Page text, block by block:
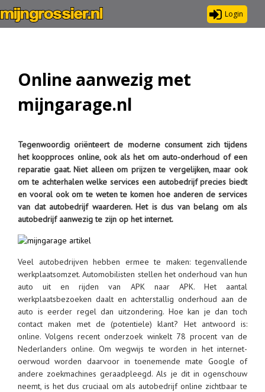
Login
Online aanwezig met
mijngarage.nl
Tegenwoordig oriënteert de moderne consument zich tijdens
het koopproces online, ook als het om auto-onderhoud of een
reparatie gaat. Niet alleen om prijzen te vergelijken, maar ook
om te achterhalen welke services een autobedrijf precies biedt
en vooral ook om te weten te komen hoe anderen de services
van dat autobedrijf waarderen. Het is dus van belang om als
autobedrijf aanwezig te zijn op het internet.
Veel autobedrijven hebben ermee te maken: tegenvallende
werkplaatsomzet. Automobilisten stellen het onderhoud van hun
auto uit en rijden van APK naar APK. Het aantal
werkplaatsbezoeken daalt en achterstallig onderhoud aan de
auto is eerder regel dan uitzondering. Hoe kan je dan toch
contact maken met de (potentiele) klant? Het antwoord is:
online. Volgens recent onderzoek winkelt 78 procent van de
Nederlanders online. Om wegwijs te worden in het internet-
oerwoud worden daarvoor in toenemende mate Google of
andere zoekmachines geraadpleegd. Als je dit in ogenschouw
neemt, is het dus cruciaal om als autobedrijf online zichtbaar te